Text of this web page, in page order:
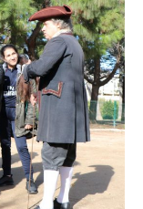
ENGLISH